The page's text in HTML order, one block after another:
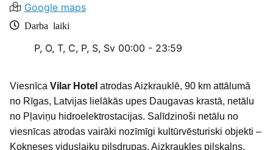
Google maps
Darba laiki
P, O, T, C, P, S, Sv 00:00 - 23:59
Viesnīca Vilar Hotel atrodas Aizkrauklē, 90 km attālumā
no Rīgas, Latvijas lielākās upes Daugavas krastā, netālu
no Pļaviņu hidroelektrostacijas. Salīdzinoši netālu no
viesnīcas atrodas vairāki nozīmīgi kultūrvēsturiski objekti –
Kokneses viduslaiku pilsdrupas, Aizkraukles pilskalns,